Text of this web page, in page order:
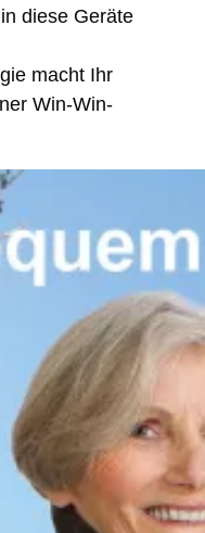
diese Geräte
macht Ihr
Win-Win-